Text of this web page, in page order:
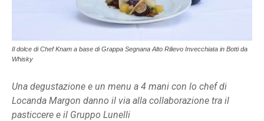
Il dolce di Chef Knam a base di Grappa Segnana Alto Rilievo Invecchiata in Botti da
Whisky
Una degustazione e un menu a 4 mani con lo chef di
Locanda Margon danno il via alla collaborazione tra il
pasticcere e il Gruppo Lunelli